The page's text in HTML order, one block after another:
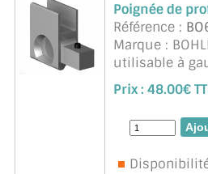
Poignée de
Référence :
Marque :
utilisable à
est vissée au
constitue la
d'une porte
Prix : 48.00€